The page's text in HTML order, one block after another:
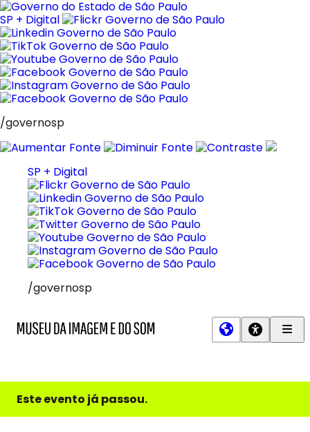
Pular
para
o
conteúdo
SP + Digital
/governosp
SP + Digital
/governosp
e
do
Este evento já passou.